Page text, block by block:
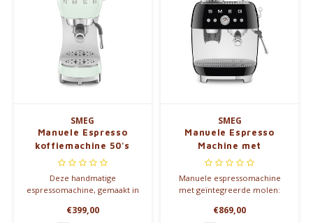
SMEG
Manuele Espresso
koffiemachine 50's
Style
Deze handmatige
espressomachine, gemaakt in
resultaat voor een perfecte
€399,00
SMEG
Manuele Espresso
Machine met
geïntegreerde molen
Manuele espressomachine
met geïntegreerde molen:
melkbereidingen zoals in een
€869,00